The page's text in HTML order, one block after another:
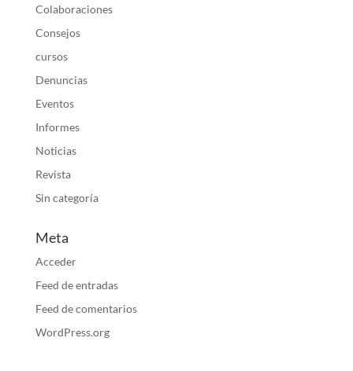
Colaboraciones
Consejos
cursos
Denuncias
Eventos
Informes
Noticias
Revista
Sin categoría
Meta
Acceder
Feed de entradas
Feed de comentarios
WordPress.org